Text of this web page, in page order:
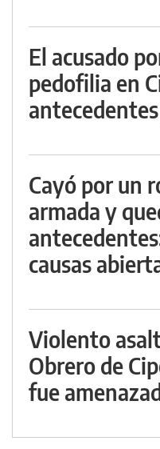
El acusado
pedofilia en
Cayó por un
armada y
causas
Violento
Obrero de
fue